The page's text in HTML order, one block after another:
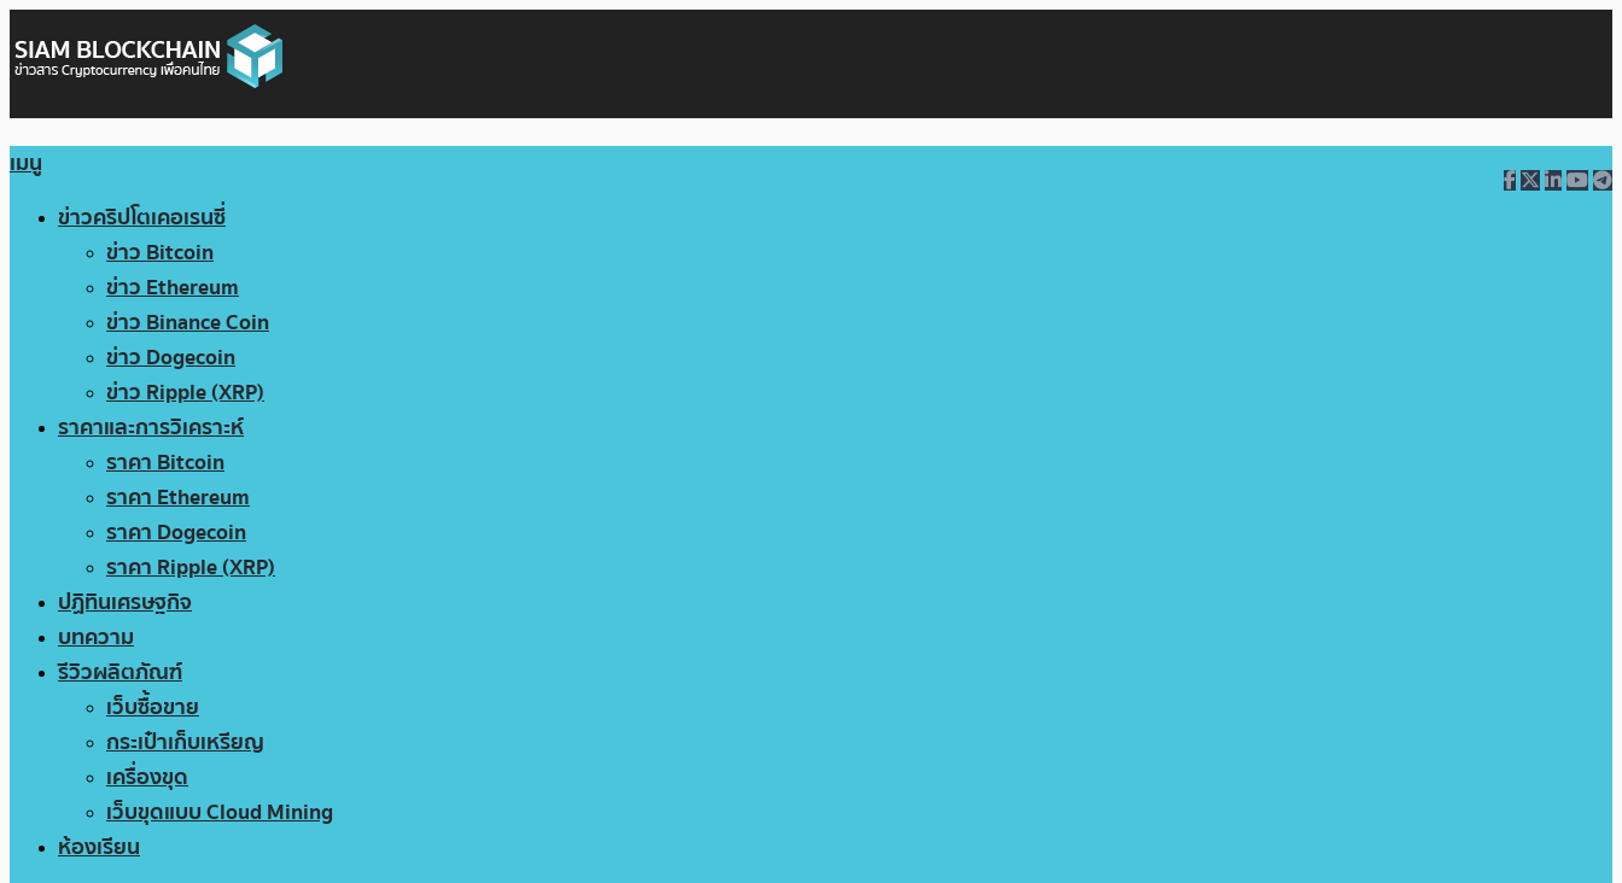
เมนู
ข่าวคริปโตเคอเรนซี่
ข่าว Bitcoin
ข่าว Ethereum
ข่าว Binance Coin
ข่าว Dogecoin
ข่าว Ripple (XRP)
ราคาและการวิเคราะห์
ราคา Bitcoin
ราคา Ethereum
ราคา Dogecoin
ราคา Ripple (XRP)
ปฏิทินเศรษฐกิจ
บทความ
รีวิวผลิตภัณฑ์
เว็บซื้อขาย
กระเป๋าเก็บเหรียญ
เครื่องขุด
เว็บขุดแบบ Cloud Mining
ห้องเรียน